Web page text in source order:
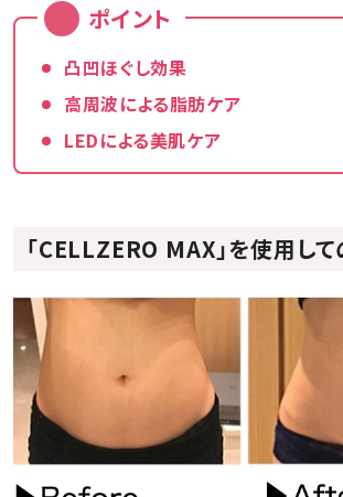
ポイント
凸凹ほぐし効果
高周波による脂肪ケア
LEDによる美肌ケア
「CELLZERO MAX」を使用し